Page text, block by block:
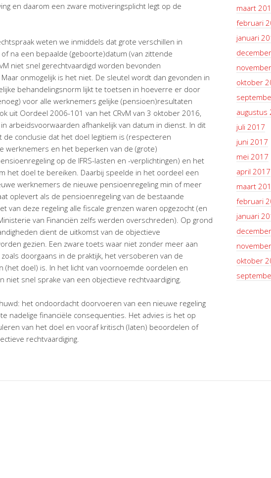
en daarom een zware motiveringsplicht legt op de
weten we inmiddels dat grote verschillen in
na een bepaalde (geboorte)datum (van zittende
niet snel gerechtvaardigd worden bevonden
onmogelijk is het niet. De sleutel wordt dan gevonden in
behandelingsnorm lijkt te toetsen in hoeverre er door
voor alle werknemers gelijke (pensioen)resultaten
uit Oordeel 2006-101 van het CRvM van 3 oktober 2016,
arbeidsvoorwaarden afhankelijk van datum in dienst. In dit
de conclusie dat het doel legitiem is (respecteren
werknemers en het beperken van de (grote)
op de IFRS-lasten en -verplichtingen) en het
het doel te bereiken. Daarbij speelde in het oordeel een
werknemers de nieuwe pensioenregeling min of meer
oplevert als de pensioenregeling van de bestaande
van deze regeling alle fiscale grenzen waren opgezocht (en
van Financiën zelfs werden overschreden). Op grond
dient de uitkomst van de objectieve
gezien. Een zware toets waar niet zonder meer aan
doorgaans in de praktijk, het versoberen van de
(het doel) is. In het licht van voornoemde oordelen en
niet snel sprake van een objectieve rechtvaardiging.
het ondoordacht doorvoeren van een nieuwe regeling
nadelige financiële consequenties. Het advies is het op
van het doel en vooraf kritisch (laten) beoordelen of
rechtvaardiging.
maart
februari
januari
oktober
augustus
juli 2017
juni 2017
mei 2017
april 2017
maart
februari
januari
oktober